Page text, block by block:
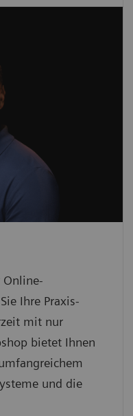
Online-
Ihre Praxis-
mit nur
bietet Ihnen
und die